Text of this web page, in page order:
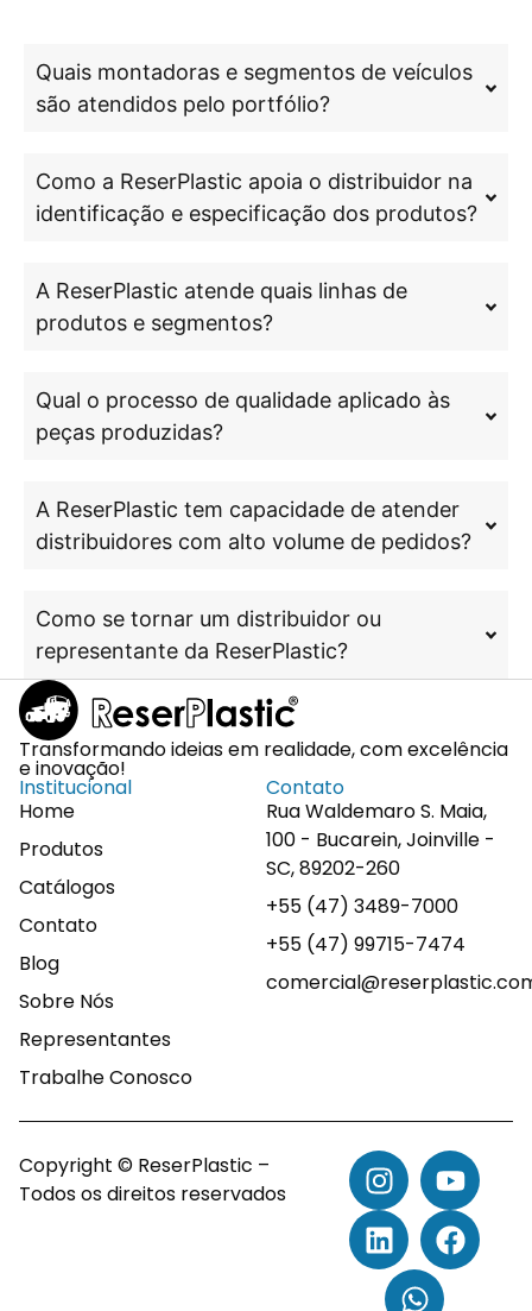
Quais montadoras e segmentos de veículos
são atendidos pelo portfólio?
Como a ReserPlastic apoia o distribuidor na
identificação e especificação dos produtos?
A ReserPlastic atende quais linhas de
produtos e segmentos?
Qual o processo de qualidade aplicado às
peças produzidas?
A ReserPlastic tem capacidade de atender
distribuidores com alto volume de pedidos?
Como se tornar um distribuidor ou
representante da ReserPlastic?
Transformando ideias em realidade, com excelência
e inovação!
Institucional
Home
Produtos
Catálogos
Contato
Blog
Sobre Nós
Representantes
Trabalhe Conosco
Contato
Rua Waldemaro S. Maia,
100 - Bucarein, Joinville -
SC, 89202-260
+55 (47) 3489-7000
+55 (47) 99715-7474
Copyright © ReserPlastic –
Todos os direitos reservados